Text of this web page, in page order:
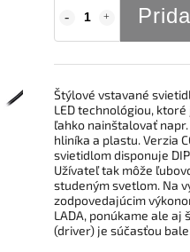
Štýlové vstavané
LED technológiou,
ľahko nainštalovať
hliníka a plastu. Verzia
svietidlom disponuje
Užívateľ tak môže
studeným svetlom. Na
zodpovedajúcim
LADA, ponúkame ale aj
(driver) je súčasťou